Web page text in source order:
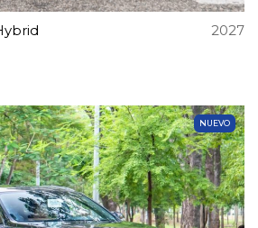
2027
NUEVO